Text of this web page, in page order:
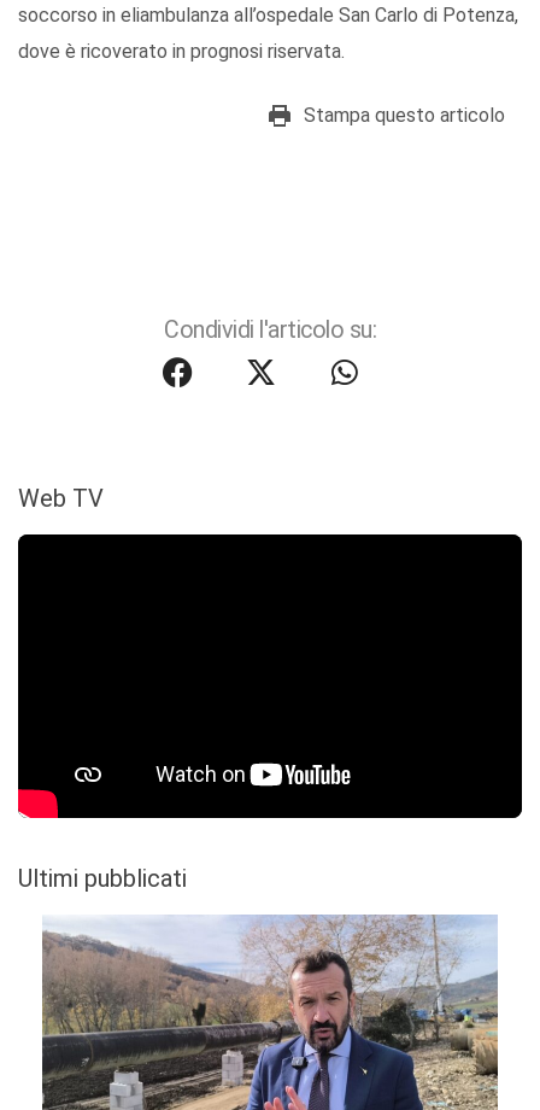
soccorso in eliambulanza all’ospedale San Carlo di Potenza,
dove è ricoverato in prognosi riservata.
Stampa questo articolo
Condividi l'articolo su:
Web TV
Ultimi pubblicati